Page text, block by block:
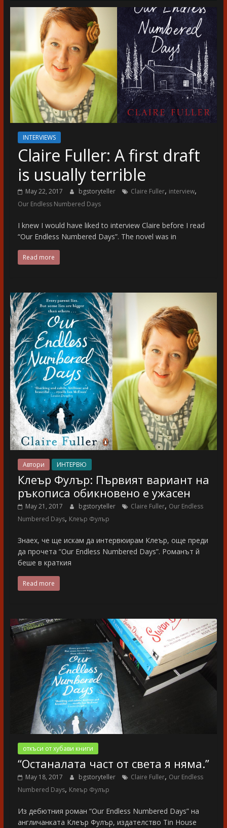
разказ
INTERVIEWS
Claire Fuller: A first draft
is usually terrible
May 22, 2017 bgstoryteller Claire Fuller, interview,
Our Endless Numbered Days
I knew I would have liked to interview Claire before I read
“Our Endless Numbered Days”. The novel was in
Read more
Автори ИНТЕРВЮ
Клеър Фулър: Първият вариант на
ръкописа обикновено е ужасен
May 21, 2017 bgstoryteller Claire Fuller, Our Endless
Numbered Days, Клеър Фулър
Знаех, че ще искам да интервюирам Клеър, още преди
да прочета “Our Endless Numbered Days”. Романът й
беше в краткия
Read more
откъси от хубави книги
“Останалата част от света я няма.”
May 18, 2017 bgstoryteller Claire Fuller, Our Endless
Numbered Days, Клеър Фулър
Из дебютния роман “Our Endless Numbered Days” на
англичанката Клеър Фулър, издателство Tin House